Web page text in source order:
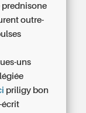
prednisone
outre-
uns
priligy bon
écrit